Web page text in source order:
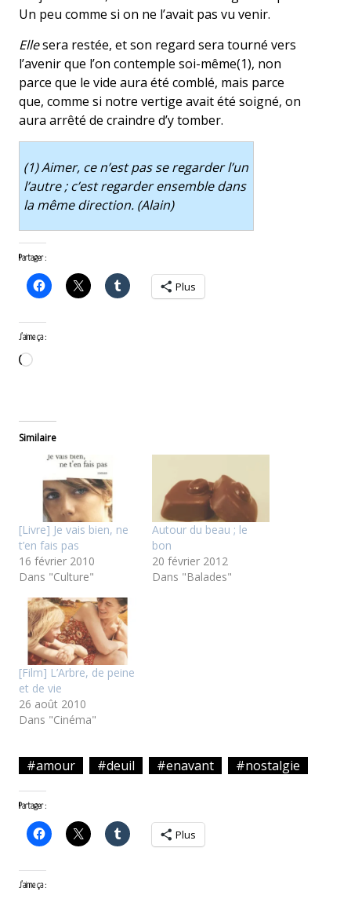
Un peu comme si on ne l’avait pas vu venir.
Ellesera restée, et son regard sera tourné vers
l’avenir que l’on contemple soi-même(1), non
parce que le vide aura été comblé, mais parce
que, comme si notre vertige avait été soigné, on
aura arrêté de craindre d’y tomber.
(1)Aimer, ce n’est pas se regarder l’un
l’autre ; c’est regarder ensemble dans
la même direction. (Alain)
Partager :
Plus
J’aime ça :
Chargement…
Similaire
[Livre] Je vais bien, ne
t’en fais pas
16 février 2010
Dans "Culture"
Autour du beau ; le
bon
20 février 2012
Dans "Balades"
[Film] L’Arbre, de peine
et de vie
26 août 2010
Dans "Cinéma"
#amour #deuil #enavant #nostalgie
Partager :
Plus
J’aime ça :